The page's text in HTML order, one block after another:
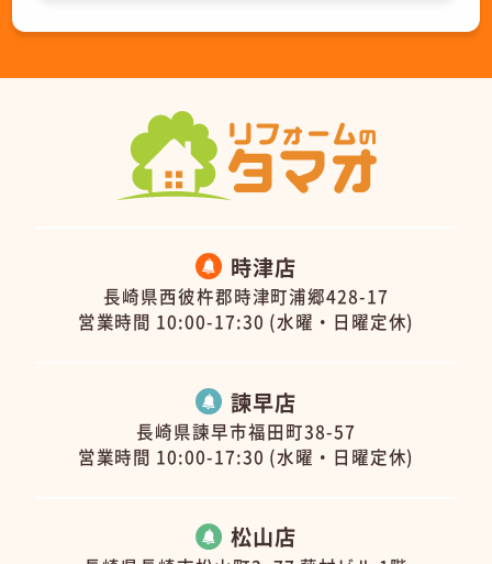
時津店
長崎県西彼杵郡時津町浦郷428-17
営業時間 10:00-17:30 (水曜・日曜定休)
諫早店
長崎県諫早市福田町38-57
営業時間 10:00-17:30 (水曜・日曜定休)
松山店